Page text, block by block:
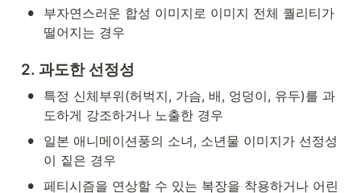
•
부자연스러운 합성 이미지로 이미지 전체 퀄리티가
떨어지는 경우
2. 과도한 선정성
•
특정 신체부위(허벅지, 가슴, 배, 엉덩이, 유두)를 과
도하게 강조하거나 노출한 경우
•
일본 애니메이션풍의 소녀, 소년물 이미지가 선정성
이 짙은 경우
• 페티시즘을 연상할 수 있는 복장을 착용하거나 어린